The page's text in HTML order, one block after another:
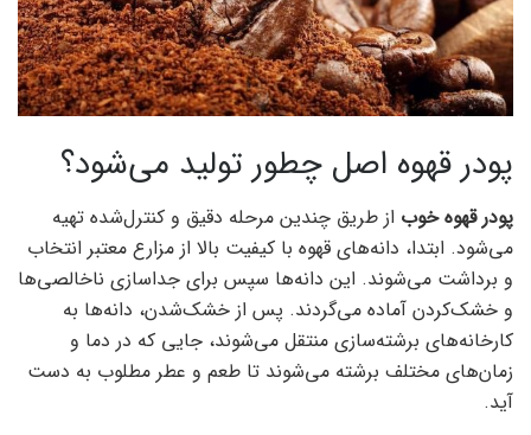
پودر قهوه اصل چطور تولید می‌شود؟
پودر قهوه خوب از طریق چندین مرحله دقیق و کنترل‌شده تهیه
می‌شود. ابتدا، دانه‌های قهوه با کیفیت بالا از مزارع معتبر انتخاب
و برداشت می‌شوند. این دانه‌ها سپس برای جداسازی ناخالصی‌ها
و خشک‌کردن آماده می‌گردند. پس از خشک‌شدن، دانه‌ها به
کارخانه‌های برشته‌سازی منتقل می‌شوند، جایی که در دما و
زمان‌های مختلف برشته می‌شوند تا طعم و عطر مطلوب به دست
آید.